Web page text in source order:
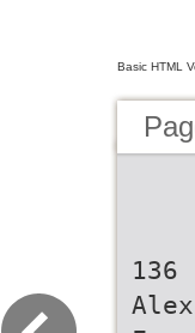
Basic HTML
136